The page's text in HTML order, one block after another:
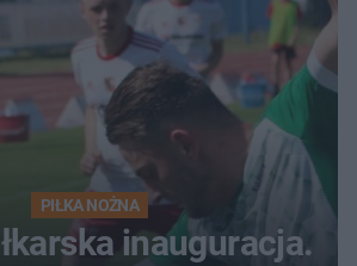
PIŁKA NOŻNA
inauguracja.